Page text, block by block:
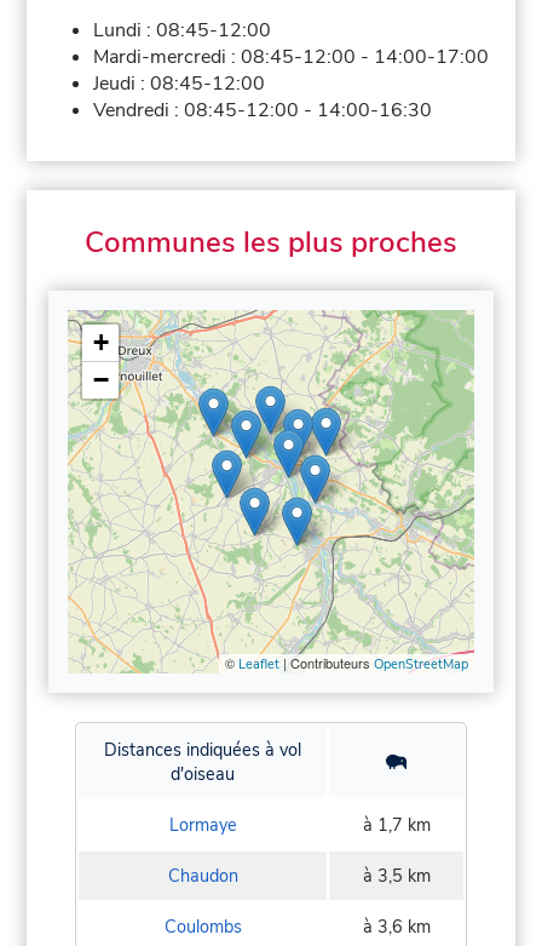
Lundi :08:45-12:00
Mardi-mercredi :08:45-12:00 - 14:00-17:00
Jeudi :08:45-12:00
Vendredi :08:45-12:00 - 14:00-16:30
Communes les plus proches
+
−
© Leaflet| Contributeurs OpenStreetMap
Distances indiquées à vol
d'oiseau
Lormaye à 1,7 km
Chaudon à 3,5 km
Coulombs à 3,6 km